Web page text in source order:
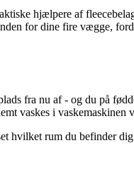
hjælpere af
for dine fire vægge,
fra nu af - og du på
vaskes i vaskemaskinen
hvilket rum du befinder